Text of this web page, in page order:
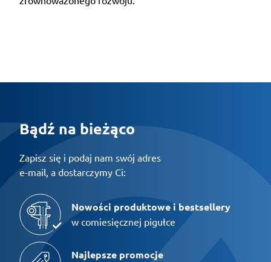
Bądź na bieżąco
Zapisz się i podaj nam swój adres
e-mail, a dostarczymy Ci:
Nowości produktowe i bestsellery
w comiesięcznej pigułce
Najlepsze promocje